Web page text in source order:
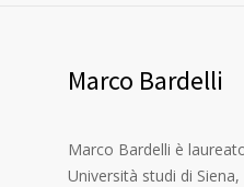
Marco Bardelli
Marco Bardelli è
Università studi di